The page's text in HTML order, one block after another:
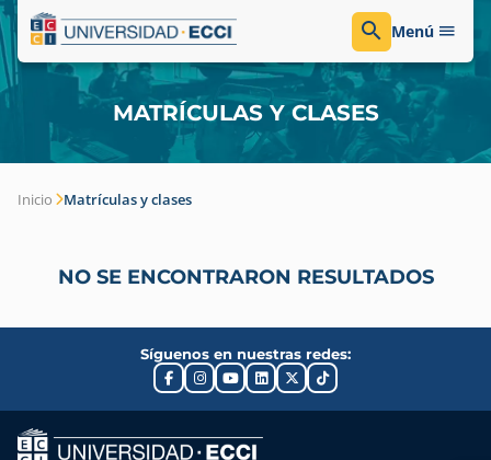
Menú
MATRÍCULAS Y CLASES
Inicio Matrículas y clases
NO SE ENCONTRARON RESULTADOS
Síguenos en nuestras redes: